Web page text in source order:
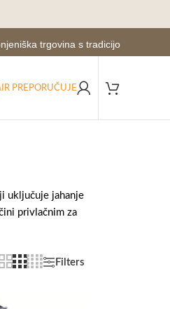
trgovina s tradicijo
PREPORUČUJE
uključuje jahanje
privlačnim za
Filters